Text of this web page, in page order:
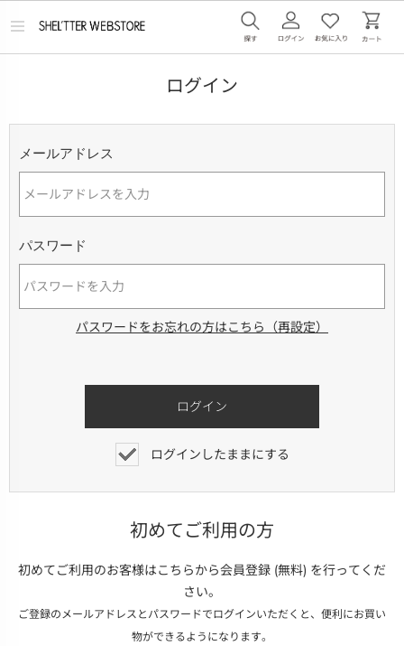
メ
ログイン
メールアドレス
パスワード
パスワードをお忘れの方はこちら（再設定）
ログインしたままにする
初めてご利用の方
初めてご利用のお客様はこちらから会員登録 (無料) を行ってくだ
さい。
ご登録のメールアドレスとパスワードでログインいただくと、便利にお買い
物ができるようになります。